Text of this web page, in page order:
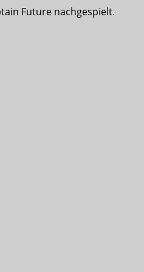
Future nachgespielt.